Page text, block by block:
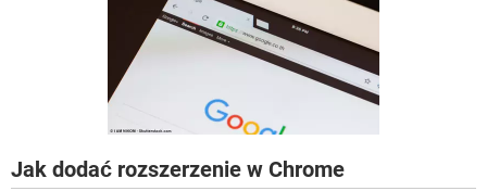
NETFLIX
FACEBOOK
Jak dodać rozszerzenie w Chrome